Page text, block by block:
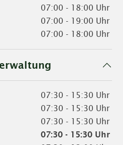
07:00 - 18:00 Uhr
07:00 - 19:00 Uhr
07:00 - 18:00 Uhr
07:30 - 15:30 Uhr
07:30 - 15:30 Uhr
07:30 - 15:30 Uhr
07:30 - 15:30 Uhr